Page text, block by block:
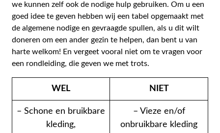
we kunnen zelf ook de nodige hulp gebruiken. Om u een
goed idee te geven hebben wij een tabel opgemaakt met
de algemene nodige en gevraagde spullen, als u dit wilt
doneren om een ander gezin te helpen, dan bent u van
harte welkom! En vergeet vooral niet om te vragen voor
een rondleiding, die geven we met trots.
WEL NIET
– Schone en bruikbare
kleding,
– Vieze en/of
onbruikbare kleding